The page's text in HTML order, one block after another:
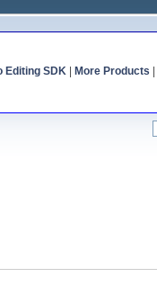
Editing SDK| More Products